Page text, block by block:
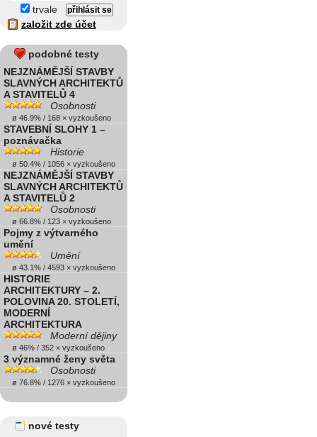
trvale
založit zde účet
podobné testy
NEJZNÁMĚJŠÍ STAVBY
SLAVNÝCH ARCHITEKTŮ
A STAVITELŮ 4
Osobnosti
ø 46.9% / 168 × vyzkoušeno
STAVEBNÍ SLOHY 1 –
poznávačka
Historie
ø 50.4% / 1056 × vyzkoušeno
NEJZNÁMĚJŠÍ STAVBY
SLAVNÝCH ARCHITEKTŮ
A STAVITELŮ 2
Osobnosti
ø 66.8% / 123 × vyzkoušeno
Pojmy z výtvarného
umění
Umění
ø 43.1% / 4593 × vyzkoušeno
HISTORIE
ARCHITEKTURY – 2.
POLOVINA 20. STOLETÍ,
MODERNÍ
ARCHITEKTURA
Moderní dějiny
ø 46% / 352 × vyzkoušeno
3 významné ženy světa
Osobnosti
ø 76.8% / 1276 × vyzkoušeno
nové testy